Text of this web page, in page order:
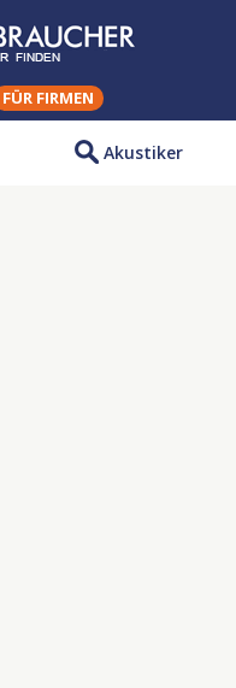
FÜR FIRMEN
Akustiker